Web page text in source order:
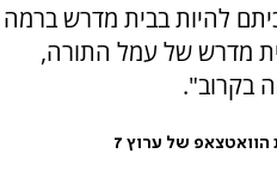
להיות בבית מדרש ברמה
מדרש של עמל התורה,
בקרוב".
של ערוץ 7